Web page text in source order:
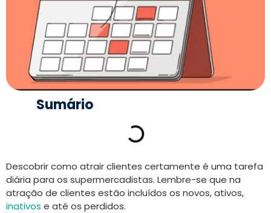
Sumário
Descobrir como atrair clientes certamente é uma tarefa
diária para os supermercadistas. Lembre-se que na
atração de clientes estão incluídos os novos, ativos,
inativos e até os perdidos.